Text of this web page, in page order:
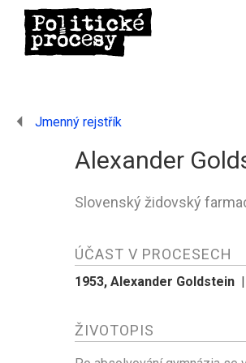
Jmenný rejstřík
Alexander
Slovenský židovský
ÚČAST V PROCESECH
1953, Alexander Goldstein |
ŽIVOTOPIS